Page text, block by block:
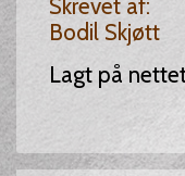
Skrevet af:
Bodil Skjøtt
Lagt på